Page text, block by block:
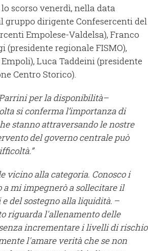
scorso venerdì, nella data
gruppo dirigente Confesercenti del
Empolese-Valdelsa), Franco
(presidente regionale FISMO),
Luca Taddeini (presidente
Centro Storico).
per la disponibilità–
si conferma l’importanza di
stanno attraversando le nostre
del governo centrale può
vicino alla categoria. Conosco i
mi impegnerò a sollecitare il
del sostegno alla liquidità. –
riguarda l'allenamento delle
incrementare i livelli di rischio
l'amare verità che se non